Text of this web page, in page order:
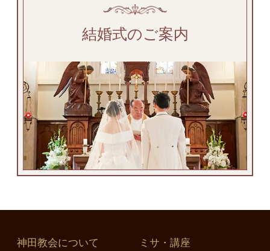
結婚式のご案内
神田教会について ミサ・講座